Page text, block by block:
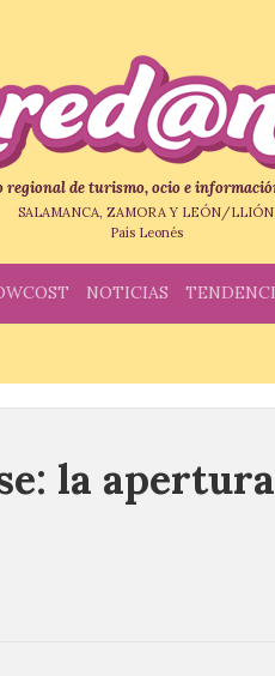
regional de turismo, ocio e
SALAMANCA, ZAMORA Y LEÓN/LLIÓN
País Leonés
NOTICIAS
la apertura